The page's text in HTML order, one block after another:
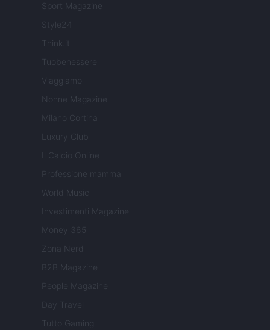
Sport Magazine
Style24
Think.it
Tuobenessere
Viaggiamo
Nonne Magazine
Milano Cortina
Luxury Club
Il Calcio Online
Professione mamma
World Music
Investimenti Magazine
Money 365
Zona Nerd
B2B Magazine
People Magazine
Day Travel
Tutto Gaming